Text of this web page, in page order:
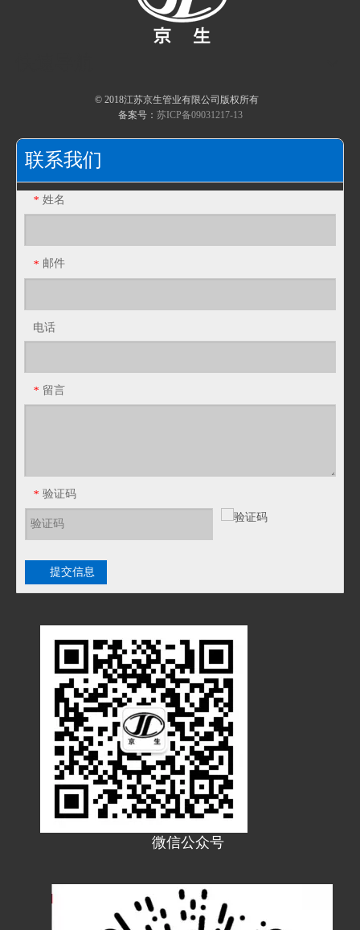
© 2018江苏京生管业有限公司版权所有
备案号： 苏ICP备09031217-13
联系我们
* 姓名
* 邮件
电话
* 留言
* 验证码
提交信息
微信公众号